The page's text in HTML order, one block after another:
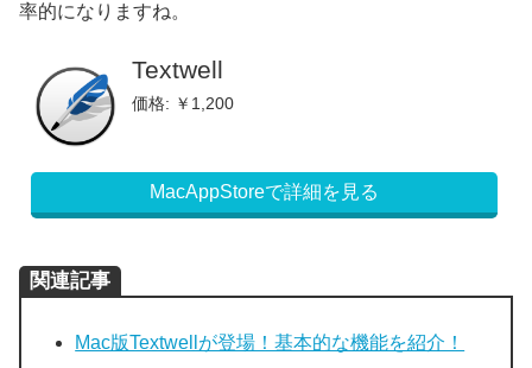
率的になりますね。
Textwell
価格: ￥1,200
MacAppStoreで詳細を見る
関連記事
Mac版Textwellが登場！基本的な機能を紹介！